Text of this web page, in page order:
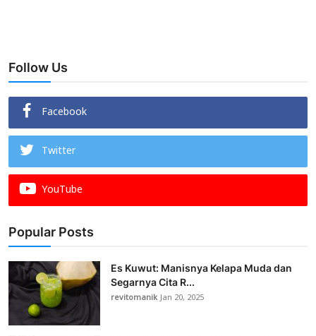
Follow Us
Facebook
Twitter
YouTube
Popular Posts
Es Kuwut: Manisnya Kelapa Muda dan
Segarnya Cita R...
revitomanikJan 20, 2025